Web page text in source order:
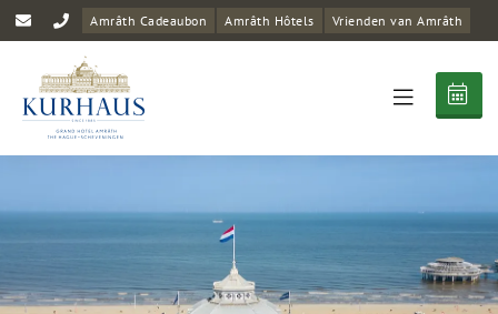
Amrâth Cadeaubon Amrâth Hôtels Vrienden van Amrâth